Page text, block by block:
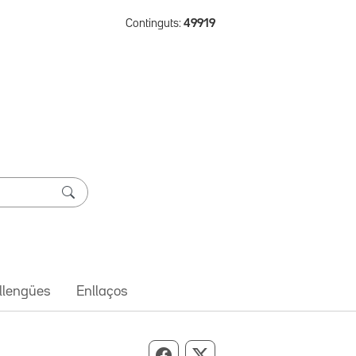
Continguts: 49919
Enllaços